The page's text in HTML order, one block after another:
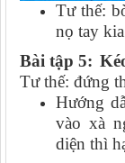
Tư thế:
nọ tay kia
Bài tập 5:
Tư thế: đứng
Hướng
vào xà
diện thì